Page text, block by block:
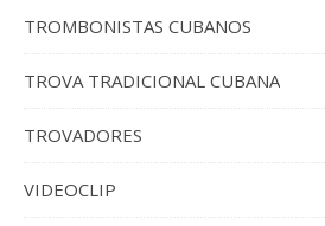
TROMBONISTAS CUBANOS
TROVA TRADICIONAL CUBANA
TROVADORES
VIDEOCLIP